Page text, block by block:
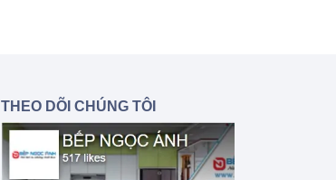
THEO DÕI CHÚNG TÔI